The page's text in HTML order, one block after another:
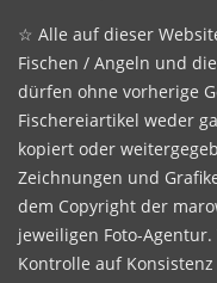
☆ Alle auf dieser
Fischen / Angeln und
dürfen ohne vorherige
Fischereiartikel weder
kopiert oder
Zeichnungen und
dem Copyright der
jeweiligen Foto-
Kontrolle auf